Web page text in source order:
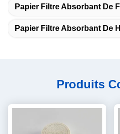
Papier Filtre Absorbant De
Papier Filtre Absorbant De
Produits